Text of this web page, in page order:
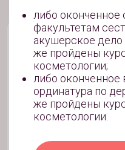
Курсы мезотерапии
биоревитализации
Обучение базовым
индустрию красоты.
знания,
2 дня обучения
либо оконченное
факультетам
акушерское дело
же пройдены
косметологии;
либо
ординатура по
же пройдены
косметологии.